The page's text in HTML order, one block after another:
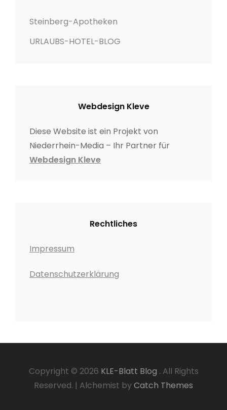
Steinberg-Apotheken
URLAUBS-HOTEL-BLOG
Webdesign Kleve
Diese Website ist ein Projekt von
Niederrhein-Media – Ihr Partner für
Webdesign Kleve
Rechtliches
Impressum
Datenschutzerklärung
Copyright © 2026 KLE-Blatt Blog . All Rights
Reserved. | Alchemist byCatch Themes